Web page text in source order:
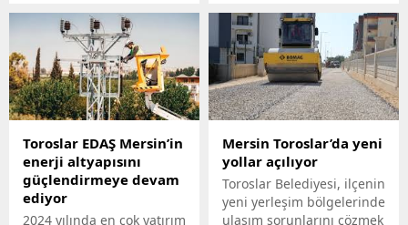
vatandaşlar, özel
gereksinimli bireyler ile
gazi ve şehit aileleri,
belediyenin şefkatli elini
her zaman yanlarında
hissediyor. Belediye Sosyal
Destek Hizmetleri
Müdürlüğü’ne bağlı Şehit
ve Gazi Şefliği ile Yaşlı ve
Engelli Şefliği, belli
periyotlarla ev ziyaretleri
edemeyenler için bilimi
yurttaşın ayağına
götürüyor. ‘Gökyüzü
Hepimizin, Bilim Her
Yerde’ sloganıyla yola
çıkan Büyükşehir,
Mersin’in ilçelerini tek tek
gezerek 7’den 70’e herkesi
bilimle buluşturuyor.
Bilimi, hayatın her
alanında yaygınlaştırmayı
Toroslar EDAŞ Mersin’in
enerji altyapısını
güçlendirmeye devam
ediyor
2024 yılında en çok yatırım
Mersin Toroslar’da yeni
yollar açılıyor
Toroslar Belediyesi, ilçenin
yeni yerleşim bölgelerinde
ulaşım sorunlarını çözmek